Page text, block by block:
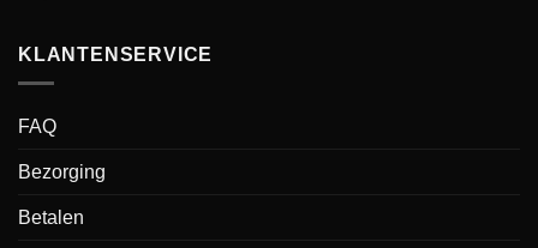
KLANTENSERVICE
FAQ
Bezorging
Betalen